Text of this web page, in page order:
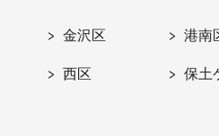
金沢区 港南
西区 保土